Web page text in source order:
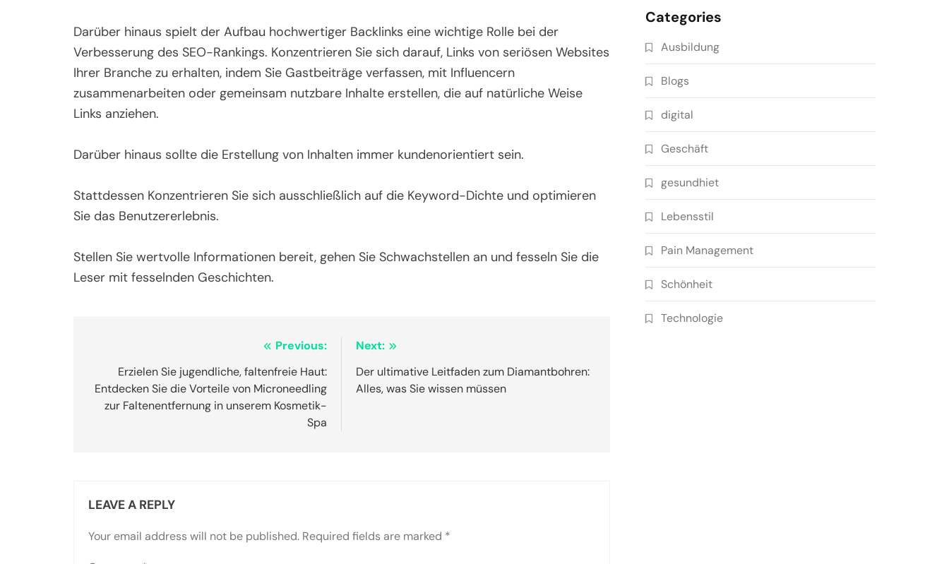
Darüber hinaus spielt der Aufbau hochwertiger Backlinks eine wichtige Rolle bei der
Verbesserung des SEO-Rankings. Konzentrieren Sie sich darauf, Links von seriösen Websites
Ihrer Branche zu erhalten, indem Sie Gastbeiträge verfassen, mit Influencern
zusammenarbeiten oder gemeinsam nutzbare Inhalte erstellen, die auf natürliche Weise
Links anziehen.
Darüber hinaus sollte die Erstellung von Inhalten immer kundenorientiert sein.
Stattdessen Konzentrieren Sie sich ausschließlich auf die Keyword-Dichte und optimieren
Sie das Benutzererlebnis.
Stellen Sie wertvolle Informationen bereit, gehen Sie Schwachstellen an und fesseln Sie die
Leser mit fesselnden Geschichten.
navigation
Previous:
Erzielen Sie jugendliche, faltenfreie Haut:
Entdecken Sie die Vorteile von Microneedling
zur Faltenentfernung in unserem Kosmetik-
Spa
Next:
Der ultimative Leitfaden zum Diamantbohren:
Alles, was Sie wissen müssen
LEAVE A REPLY
Your email address will not be published. Required fields are marked *
Categories
Ausbildung
Blogs
digital
Geschäft
gesundhiet
Lebensstil
Pain Management
Schönheit
Technologie